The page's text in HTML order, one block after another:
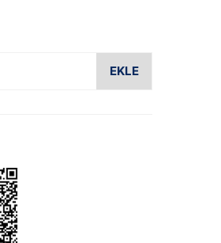
EKLE